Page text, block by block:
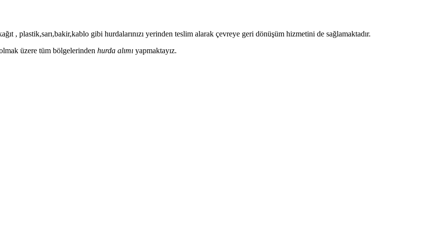
, plastik,sarı,bakir,kablo gibi hurdalarınızı yerinden teslim alarak çevreye geri dönüşüm hizmetini de sağlamaktadır.
üzere tüm bölgelerinden hurda alımı yapmaktayız.